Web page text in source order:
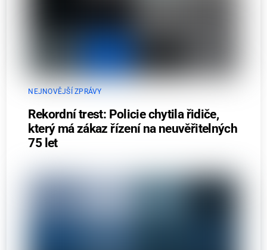
NEJNOVĚJŠÍ ZPRÁVY
Rekordní trest: Policie chytila řidiče,
který má zákaz řízení na neuvěřitelných
75 let